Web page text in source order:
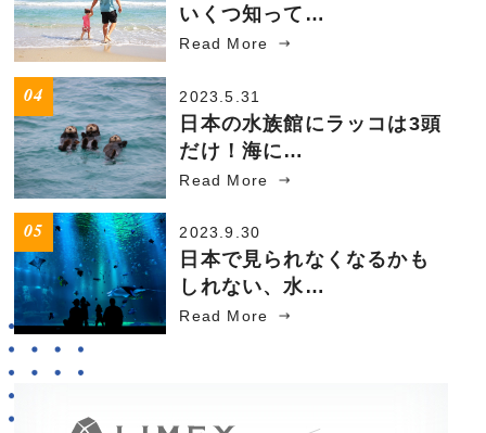
いくつ知って…
Read More
2023.5.31
日本の水族館にラッコは3頭
だけ！海に…
Read More
2023.9.30
日本で見られなくなるかも
しれない、水…
Read More